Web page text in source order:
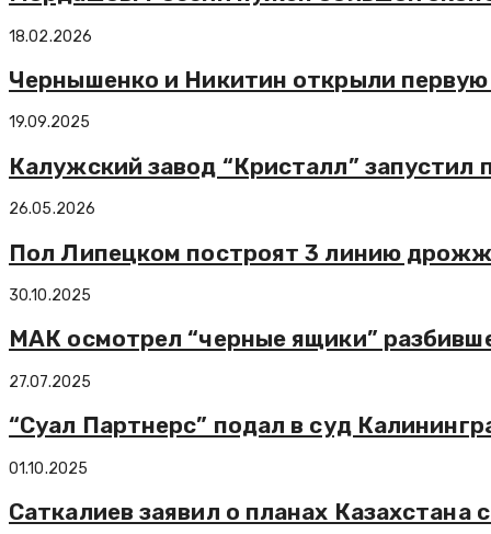
18.02.2026
Чернышенко и Никитин открыли
19.09.2025
Калужский завод “Кристалл”
26.05.2026
Пол Липецком построят 3 линию
30.10.2025
МАК осмотрел “черные ящики”
27.07.2025
“Суал Партнерс” подал в суд
01.10.2025
Саткалиев заявил о планах